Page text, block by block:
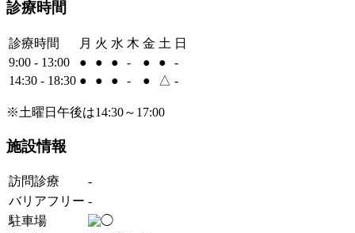
診療時間
診療時間 月 火 水 木 金 土 日
9:00 - 13:00
● ● ● - ● ●
-
14:30 - 18:30 ● ● ● - ● △ -
※土曜日午後は14:30～17:00
施設情報
訪問診療
-
バリアフリー -
駐車場